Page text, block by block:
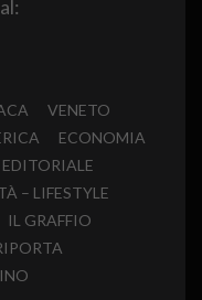
VENETO
ECONOMIA
EDITORIALE
– LIFESTYLE
IL GRAFFIO